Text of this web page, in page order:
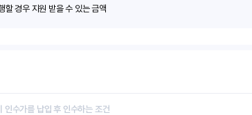
할 경우 지원 받을 수 있는 금액
인수가를 납입 후 인수하는 조건